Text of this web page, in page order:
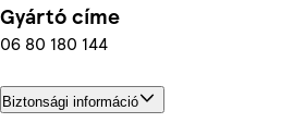
Gyártó címe
06 80 180 144
Biztonsági információ